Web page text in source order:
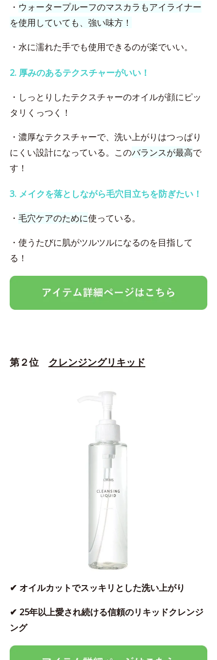
・ ウォータープルーフのマスカラもアイライナー
を使用していても、強い味方！
・水に濡れた手でも使用できるのが楽でいい。
2. 厚みのあるテクスチャーがいい！
・しっとりしたテクスチャーのオイルが顔にピッ
タリくっつく！
・濃厚なテクスチャーで、洗い上がりはつっぱり
にくい設計になっている。このバランスが最高で
す！
3. メイクを落としながら毛穴目立ちを防ぎたい！
・ 毛穴ケアのために使っている。
・使うたびに肌がツルツルになるのを目指して
る！
第２位 クレンジングリキッド
✔ オイルカットでスッキリとした洗い上がり
✔ 25年以上愛され続ける信頼のリキッドクレンジ
ング